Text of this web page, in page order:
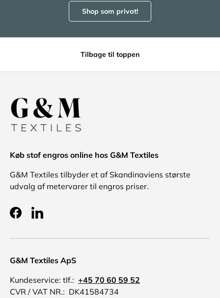
Shop som privat!
Tilbage til toppen
Køb stof engros online hos G&M Textiles
G&M Textiles tilbyder et af Skandinaviens største
udvalg af metervarer til engros priser.
FacebookLinkedIn
G&M Textiles ApS
Kundeservice: tlf.: +45 70 60 59 52
CVR / VAT NR.: DK41584734